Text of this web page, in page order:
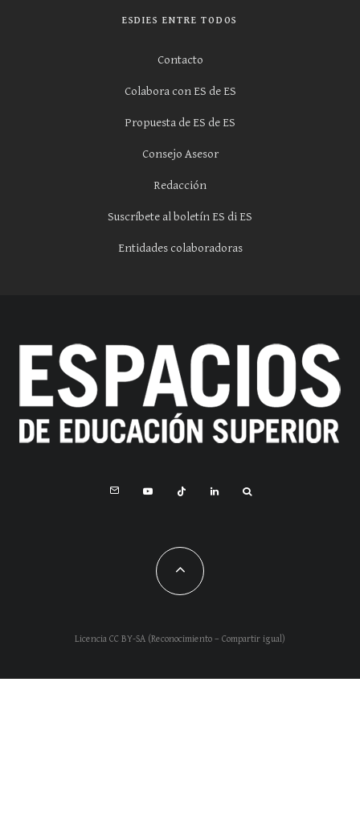
ESDIES ENTRE TODOS
Contacto
Colabora con ES de ES
Propuesta de ES de ES
Consejo Asesor
Redacción
Suscríbete al boletín ES di ES
Entidades colaboradoras
Licencia CC BY-SA (Reconocimiento – Compartir igual)